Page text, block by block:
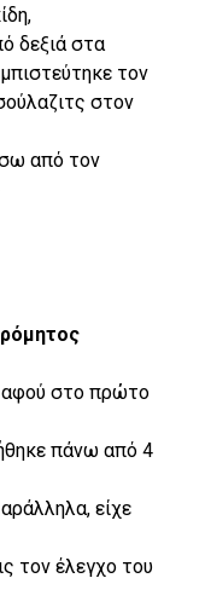
δεξιά στα
τον
στον
από τον
αφού στο πρώτο
πάνω από 4
είχε
τον έλεγχο του